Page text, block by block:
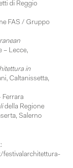
di Reggio
FAS / Gruppo
– Lecce,
in
Caltanissetta,
della Regione
Salerno
festivalarchitettura-